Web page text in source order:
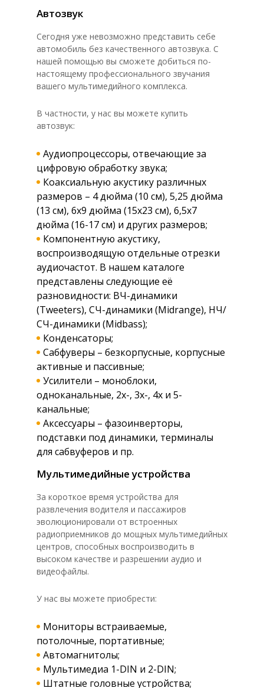
Автозвук
Сегодня уже невозможно представить себе
автомобиль без качественного автозвука. С
нашей помощью вы сможете добиться по-
настоящему профессионального звучания
вашего мультимедийного комплекса.
В частности, у нас вы можете купить
автозвук:
Аудиопроцессоры, отвечающие за
цифровую обработку звука;
Коаксиальную акустику различных
размеров – 4 дюйма (10 см), 5,25 дюйма
(13 см), 6х9 дюйма (15х23 см), 6,5х7
дюйма (16-17 см) и других размеров;
Компонентную акустику,
воспроизводящую отдельные отрезки
аудиочастот. В нашем каталоге
представлены следующие её
разновидности: ВЧ-динамики
(Tweeters), СЧ-динамики (Midrange), НЧ/
СЧ-динамики (Midbass);
Конденсаторы;
Сабфуверы – безкорпусные, корпусные
активные и пассивные;
Усилители – моноблоки,
одноканальные, 2х-, 3х-, 4х и 5-
канальные;
Аксессуары – фазоинверторы,
подставки под динамики, терминалы
для сабвуферов и пр.
Мультимедийные устройства
За короткое время устройства для
развлечения водителя и пассажиров
эволюционировали от встроенных
радиоприемников до мощных мультимедийных
центров, способных воспроизводить в
высоком качестве и разрешении аудио и
видеофайлы.
У нас вы можете приобрести:
Мониторы встраиваемые,
потолочные, портативные;
Автомагнитолы;
Мультимедиа 1-DIN и 2-DIN;
Штатные головные устройства;